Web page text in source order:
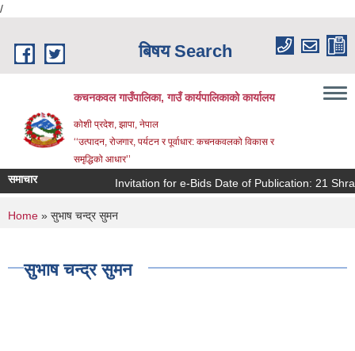
/
बिषय Search
कचनकवल गाउँपालिका, गाउँ कार्यपालिकाको कार्यालय
कोशी प्रदेश, झापा, नेपाल
‘‘उत्पादन, रोजगार, पर्यटन र पूर्वाधार: कचनकवलको विकास र
समृद्धिको आधार’’
समाचार Invitation for e-Bids Date of Publication: 21
You are here
Home » सुभाष चन्द्र सुमन
सुभाष चन्द्र सुमन